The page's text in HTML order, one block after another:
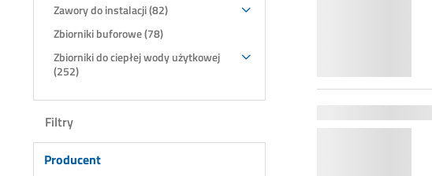
Zawory do instalacji (82)
Zbiorniki buforowe (78)
Zbiorniki do ciepłej wody użytkowej
(252)
Filtry
Producent